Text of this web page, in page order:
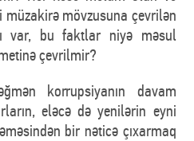
mövzusuna çevrilən
var, bu faktlar niyə məsul
çevrilmir?
korrupsiyanın davam
eləcə də yenilərin eyni
bir nəticə çıxarmaq